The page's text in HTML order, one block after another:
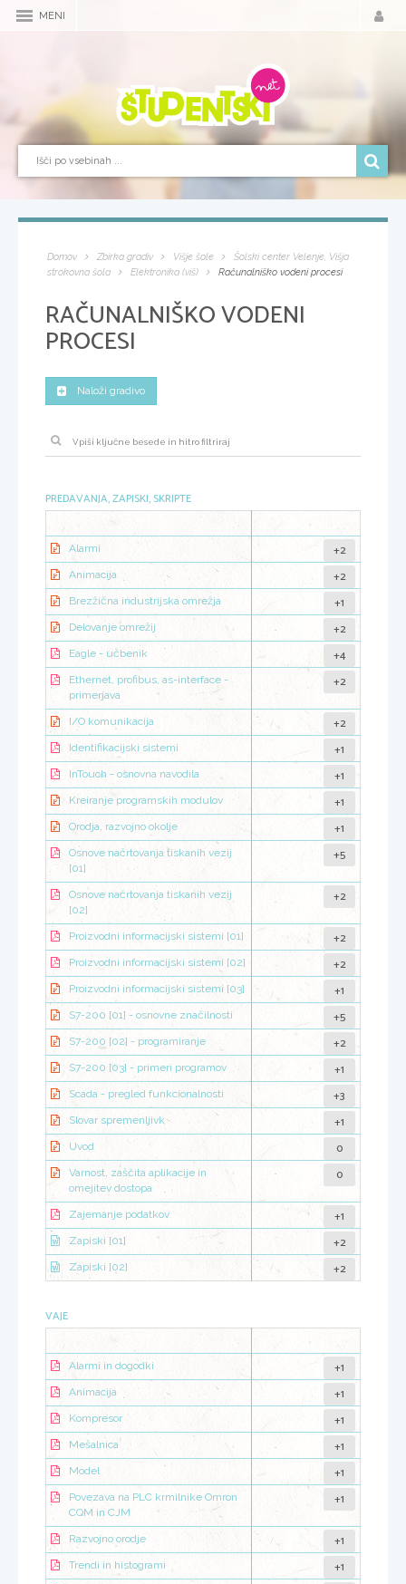
MENI
Domov Zbirka gradiv Višje šole
Šolski center Velenje, Višja
strokovna šola
Elektronika (viš) Računalniško vodeni procesi
RAČUNALNIŠKO VODENI
PROCESI
Naloži gradivo
PREDAVANJA, ZAPISKI, SKRIPTE
Alarmi +2
Animacija +2
Brezžična industrijska omrežja +1
Delovanje omrežij +2
Eagle - učbenik +4
Ethernet, profibus, as-interface -
primerjava
+2
I/O komunikacija +2
Identifikacijski sistemi +1
InTouch - osnovna navodila +1
Kreiranje programskih modulov +1
Orodja, razvojno okolje +1
Osnove načrtovanja tiskanih vezij
[01]
+5
Osnove načrtovanja tiskanih vezij
[02]
+2
Proizvodni informacijski sistemi [01] +2
Proizvodni informacijski sistemi [02] +2
Proizvodni informacijski sistemi [03] +1
S7-200 [01] - osnovne značilnosti +5
S7-200 [02] - programiranje +2
S7-200 [03] - primeri programov +1
Scada - pregled funkcionalnosti +3
Slovar spremenljivk +1
Uvod 0
Varnost, zaščita aplikacije in
omejitev dostopa
0
Zajemanje podatkov +1
Zapiski [01] +2
Zapiski [02] +2
VAJE
Alarmi in dogodki +1
Animacija +1
Kompresor +1
Mešalnica +1
Model +1
Povezava na PLC krmilnike Omron
CQM in CJM
+1
Razvojno orodje +1
Trendi in histogrami +1